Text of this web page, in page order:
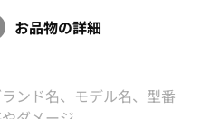
お品物の詳細